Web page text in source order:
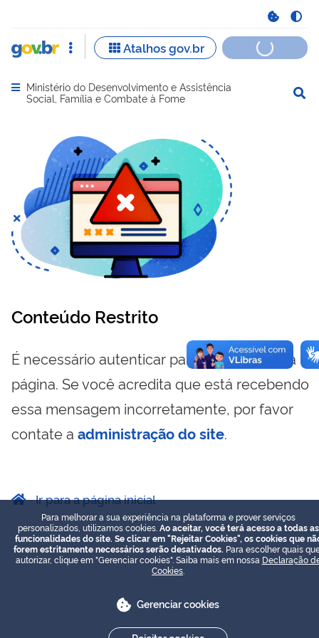
Abrir menu principal de navegação
Ministério do Desenvolvimento e Assistência
Social, Família e Combate à Fome
Conteúdo Restrito
É necessário autenticar para visualizar essa
página. Se você acredita que está recebendo
essa mensagem incorretamente, por favor
contate a administração do site.
Ir para a página inicial
Para melhorar a sua experiência na plataforma e prover serviços
personalizados, utilizamos cookies. Ao aceitar, você terá acesso a todas as
funcionalidades do site. Se clicar em "Rejeitar Cookies", os cookies que
forem estritamente necessários serão desativados. Para escolher quais
autorizar, clique em "Gerenciar cookies". Saiba mais em nossa Declaração
Cookies
Gerenciar cookies